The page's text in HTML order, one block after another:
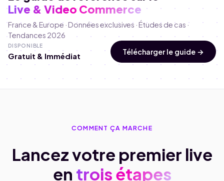
Live & Video Commerce
France & Europe · Données exclusives · Études de cas ·
Tendances 2026
DISPONIBLE
Gratuit & Immédiat Télécharger le guide →
COMMENT ÇA MARCHE
Lancez votre premier live
en trois étapes